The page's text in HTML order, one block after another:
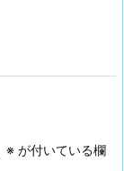
※ が付いている欄